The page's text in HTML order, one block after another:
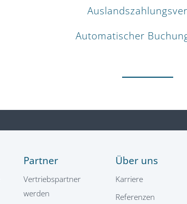
Automatischer
Partner
Vertriebspartner
werden
Über uns
Karriere
Referenzen